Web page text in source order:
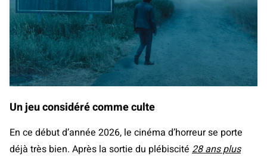
Un jeu considéré comme culte
En ce début d’année 2026, le cinéma d’horreur se porte
déjà très bien. Après la sortie du plébiscité 28 ans plus